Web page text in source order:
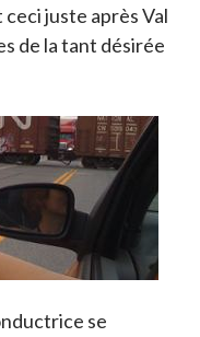
juste après Val
de la tant désirée
se